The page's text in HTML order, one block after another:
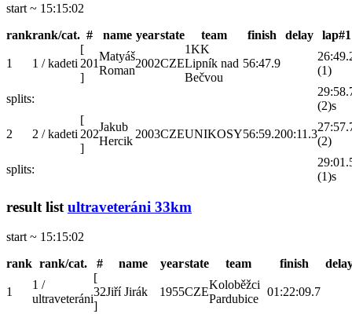
start ~ 15:15:02
rankrank/cat. # name yearstate team finish delay lap#1
1 1 / kadeti
[
201
]
Matyáš
Roman
2002CZE
1KK
Lipník nad
Bečvou
56:47.9
(1)
splits:
(2)s
2 2 / kadeti
[
202
]
Jakub
Hercik
2003CZEUNIKOSY56:59.200:11.3
(2)
splits:
(1)s
result list ultraveteráni 33km
start ~ 15:15:02
rank rank/cat. # name yearstate team finish
1
1 /
ultraveteráni
[
32
]
Jiří Jirák 1955CZE
Koloběžci
Pardubice
01:22:09.7